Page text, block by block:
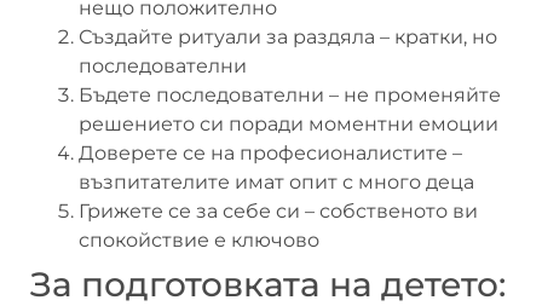
нещо положително
Създайте ритуали за раздяла – кратки, но
последователни
Бъдете последователни – не променяйте
решението си поради моментни емоции
Доверете се на професионалистите –
възпитателите имат опит с много деца
Грижете се за себе си – собственото ви
спокойствие е ключово
За подготовката на детето: